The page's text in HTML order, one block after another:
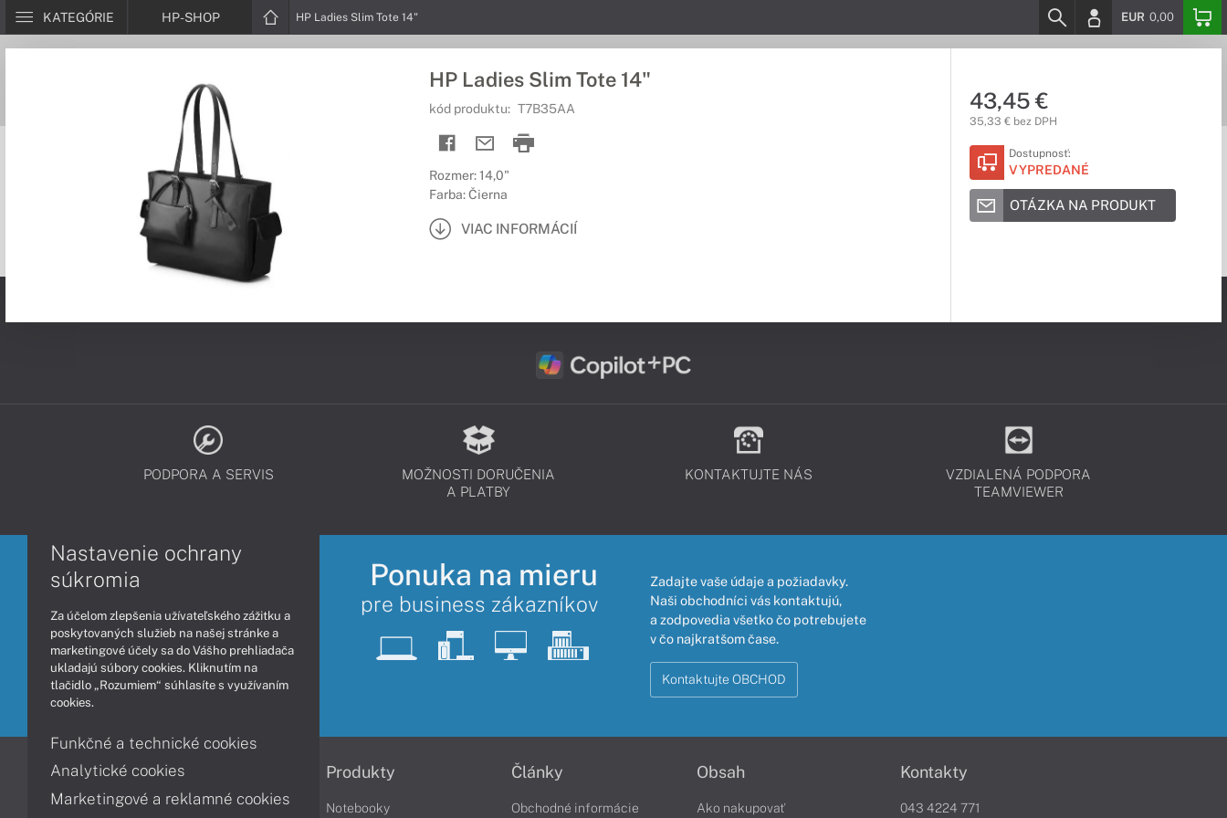
KATEGÓRIE HP-SHOP HP Ladies Slim Tote 14" EUR 0,00
HP Ladies Slim Tote 14"
kód produktu: T7B35AA
Rozmer: 14,0"
Farba: Čierna
VIAC INFORMÁCIÍ
43,45 €
35,33 € bez DPH
Dostupnosť:
VYPREDANÉ
OTÁZKA NA PRODUKT
PODPORA A SERVIS
MOŽNOSTI DORUČENIA
A PLATBY
KONTAKTUJTE NÁS
VZDIALENÁ PODPORA
TEAMVIEWER
Ponuka na mieru
pre business zákazníkov
Zadajte vaše údaje a požiadavky.
Naši obchodníci vás kontaktujú,
a zodpovedia všetko čo potrebujete
v čo najkratšom čase.
Kontaktujte OBCHOD
Informácie
Obchodné podmienky
Produkty
Notebooky
Články
Obchodné informácie
Obsah
Ako nakupovať
Kontakty
043 4224 771
Nastavenie ochrany
súkromia
Za účelom zlepšenia užívateľského zážitku a
poskytovaných služieb na našej stránke a
marketingové účely sa do Vášho prehliadača
ukladajú súbory cookies. Kliknutím na
tlačidlo „Rozumiem“ súhlasíte s využívaním
cookies.
Funkčné a technické cookies
Analytické cookies
Marketingové a reklamné cookies